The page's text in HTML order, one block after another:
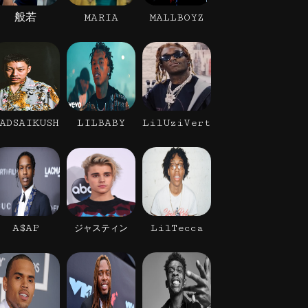
般若 MARIA MALLBOYZ
LILBABY LilUziVert
A$AP ジャスティン LilTecca